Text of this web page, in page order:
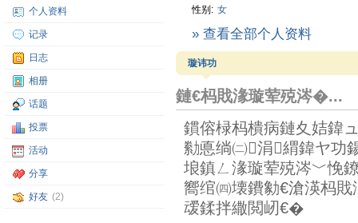
个人资料
记录
日志
相册
话题
投票
活动
分享
好友 (2)
性别: 女
» 查看全部个人资料
璇讳功
鏈€杩戝湪璇荤殑涔
鏆傛椂杩樻病鏈夊姞鍏
勬悳绱㈡涓緭鍏ヤ功
埌鎮ㄥ湪璇荤殑涔﹀悗
嚮绾㈣壊鐨勨€滄渶杩
叆鍒拌繖閲屻€�